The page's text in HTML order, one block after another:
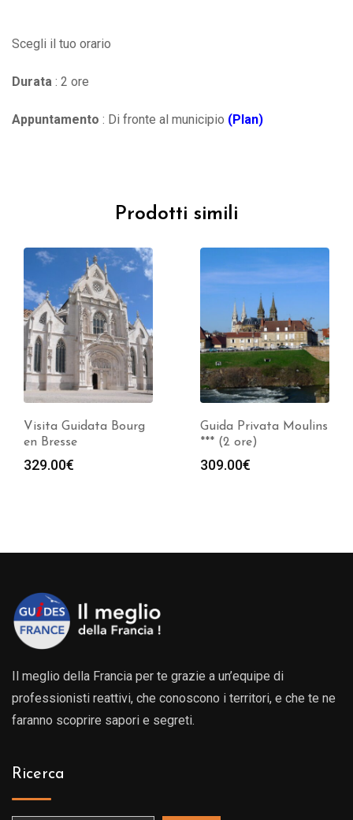
Scegli il tuo orario
Durata : 2 ore
Appuntamento : Di fronte al municipio (Plan)
Prodotti simili
Visita Guidata Bourg
en Bresse
329.00€
Guida Privata Moulins
*** (2 ore)
309.00€
Il meglio della Francia per te grazie a un’equipe di
professionisti reattivi, che conoscono i territori, e che te ne
faranno scoprire sapori e segreti.
Ricerca